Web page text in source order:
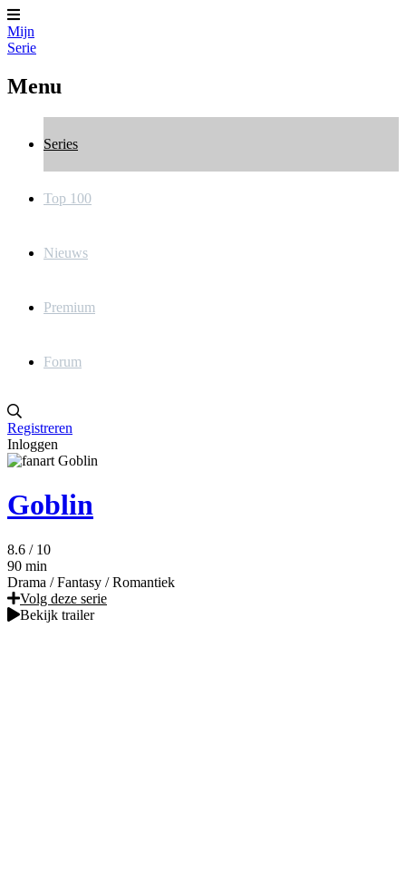
Mijn
Serie
Menu
Series
Top 100
Nieuws
Premium
Forum
Registreren
Inloggen
Goblin
8.6 / 10
90 min
Drama / Fantasy / Romantiek
Volg deze serie
Bekijk trailer